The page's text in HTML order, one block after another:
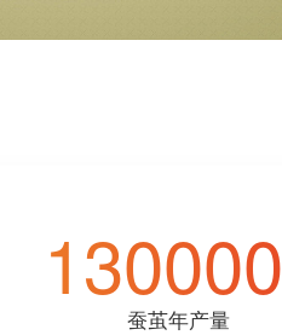
130000
蚕茧年产量